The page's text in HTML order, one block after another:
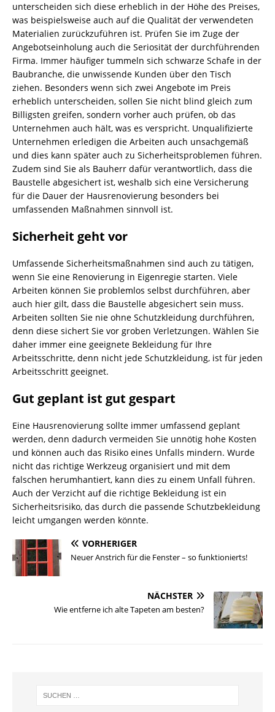
unterscheiden sich diese erheblich in der Höhe des Preises,
was beispielsweise auch auf die Qualität der verwendeten
Materialien zurückzuführen ist. Prüfen Sie im Zuge der
Angebotseinholung auch die Seriosität der durchführenden
Firma. Immer häufiger tummeln sich schwarze Schafe in der
Baubranche, die unwissende Kunden über den Tisch
ziehen. Besonders wenn sich zwei Angebote im Preis
erheblich unterscheiden, sollen Sie nicht blind gleich zum
Billigsten greifen, sondern vorher auch prüfen, ob das
Unternehmen auch hält, was es verspricht. Unqualifizierte
Unternehmen erledigen die Arbeiten auch unsachgemäß
und dies kann später auch zu Sicherheitsproblemen führen.
Zudem sind Sie als Bauherr dafür verantwortlich, dass die
Baustelle abgesichert ist, weshalb sich eine Versicherung
für die Dauer der Hausrenovierung besonders bei
umfassenden Maßnahmen sinnvoll ist.
Sicherheit geht vor
Umfassende Sicherheitsmaßnahmen sind auch zu tätigen,
wenn Sie eine Renovierung in Eigenregie starten. Viele
Arbeiten können Sie problemlos selbst durchführen, aber
auch hier gilt, dass die Baustelle abgesichert sein muss.
Arbeiten sollten Sie nie ohne Schutzkleidung durchführen,
denn diese sichert Sie vor groben Verletzungen. Wählen Sie
daher immer eine geeignete Bekleidung für Ihre
Arbeitsschritte, denn nicht jede Schutzkleidung, ist für jeden
Arbeitsschritt geeignet.
Gut geplant ist gut gespart
Eine Hausrenovierung sollte immer umfassend geplant
werden, denn dadurch vermeiden Sie unnötig hohe Kosten
und können auch das Risiko eines Unfalls mindern. Wurde
nicht das richtige Werkzeug organisiert und mit dem
falschen herumhantiert, kann dies zu einem Unfall führen.
Auch der Verzicht auf die richtige Bekleidung ist ein
Sicherheitsrisiko, das durch die passende Schutzbekleidung
leicht umgangen werden könnte.
VORHERIGER
Neuer Anstrich für die Fenster – so funktionierts!
NÄCHSTER
Wie entferne ich alte Tapeten am besten?